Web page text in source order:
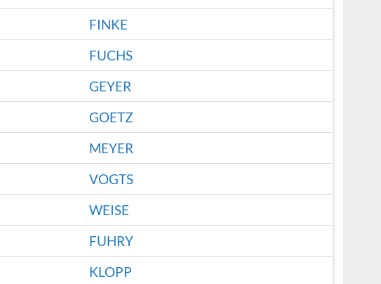
FINKE
FUCHS
GEYER
GOETZ
MEYER
VOGTS
WEISE
FUHRY
KLOPP